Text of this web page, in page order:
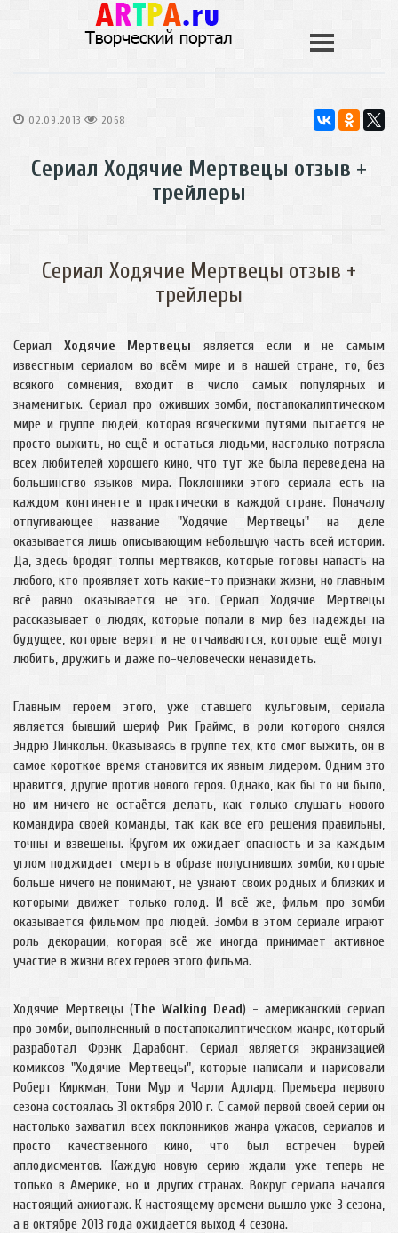
02.09.2013 2068
Сериал Ходячие Мертвецы отзыв +
трейлеры
Сериал Ходячие Мертвецы отзыв +
трейлеры
Сериал Ходячие Мертвецы является если и не самым
известным сериалом во всём мире и в нашей стране, то, без
всякого сомнения, входит в число самых популярных и
знаменитых. Сериал про оживших зомби, постапокалиптическом
мире и группе людей, которая всяческими путями пытается не
просто выжить, но ещё и остаться людьми, настолько потрясла
всех любителей хорошего кино, что тут же была переведена на
большинство языков мира. Поклонники этого сериала есть на
каждом континенте и практически в каждой стране. Поначалу
отпугивающее название "Ходячие Мертвецы" на деле
оказывается лишь описывающим небольшую часть всей истории.
Да, здесь бродят толпы мертвяков, которые готовы напасть на
любого, кто проявляет хоть какие-то признаки жизни, но главным
всё равно оказывается не это. Сериал Ходячие Мертвецы
рассказывает о людях, которые попали в мир без надежды на
будущее, которые верят и не отчаиваются, которые ещё могут
любить, дружить и даже по-человечески ненавидеть.
Главным героем этого, уже ставшего культовым, сериала
является бывший шериф Рик Граймс, в роли которого снялся
Эндрю Линкольн. Оказываясь в группе тех, кто смог выжить, он в
самое короткое время становится их явным лидером. Одним это
нравится, другие против нового героя. Однако, как бы то ни было,
но им ничего не остаётся делать, как только слушать нового
командира своей команды, так как все его решения правильны,
точны и взвешены. Кругом их ожидает опасность и за каждым
углом поджидает смерть в образе полусгнивших зомби, которые
больше ничего не понимают, не узнают своих родных и близких и
которыми движет только голод. И всё же, фильм про зомби
оказывается фильмом про людей. Зомби в этом сериале играют
роль декорации, которая всё же иногда принимает активное
участие в жизни всех героев этого фильма.
Ходячие Мертвецы (The Walking Dead) - американский сериал
про зомби, выполненный в постапокалиптическом жанре, который
разработал Фрэнк Дарабонт. Сериал является экранизацией
комиксов "Ходячие Мертвецы", которые написали и нарисовали
Роберт Киркман, Тони Мур и Чарли Адлард. Премьера первого
сезона состоялась 31 октября 2010 г. С самой первой своей серии он
настолько захватил всех поклонников жанра ужасов, сериалов и
просто качественного кино, что был встречен бурей
аплодисментов. Каждую новую серию ждали уже теперь не
только в Америке, но и других странах. Вокруг сериала начался
настоящий ажиотаж. К настоящему времени вышло уже 3 сезона,
а в октябре 2013 года ожидается выход 4 сезона.